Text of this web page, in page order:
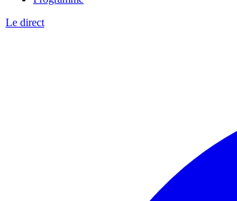
Le direct